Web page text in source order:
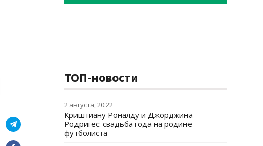
ТОП-новости
2 августа, 20:22
Криштиану Роналду и Джорджина
Родригес: свадьба года на родине
футболиста